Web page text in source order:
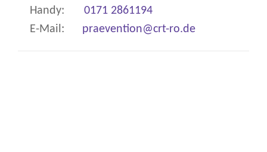
Handy:
0171 2861194
E-Mail:
praevention@crt-ro.de